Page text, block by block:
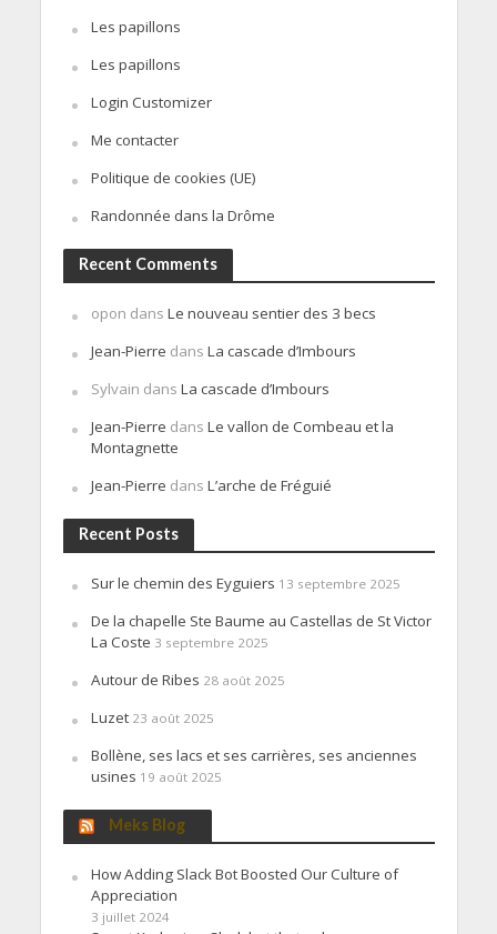
Les papillons
Les papillons
Login Customizer
Me contacter
Politique de cookies (UE)
Randonnée dans la Drôme
Recent Comments
opon dans Le nouveau sentier des 3 becs
Jean-Pierre dans La cascade d’Imbours
Sylvain dans La cascade d’Imbours
Jean-Pierre dans Le vallon de Combeau et la
Montagnette
Jean-Pierre dans L’arche de Fréguié
Recent Posts
Sur le chemin des Eyguiers 13 septembre 2025
De la chapelle Ste Baume au Castellas de St Victor
La Coste 3 septembre 2025
Autour de Ribes 28 août 2025
Luzet 23 août 2025
Bollène, ses lacs et ses carrières, ses anciennes
usines 19 août 2025
Meks Blog
How Adding Slack Bot Boosted Our Culture of
Appreciation
3 juillet 2024